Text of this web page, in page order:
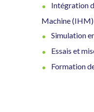
Intégration
Machine (IHM)
Simulation
Essais et
Formation